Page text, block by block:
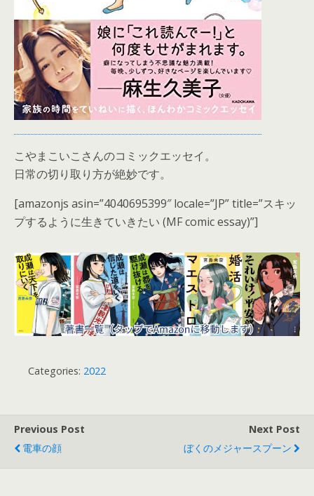
こやまこいこさんのコミックエッセイ。
日常の切り取り方が絶妙です。
[amazonjs asin=”4040695399″ locale=”JP” title=”スキッ
プするように生きていきたい (MF comic essay)”]
Categories: 2022
Previous Post
電車の顔
Next Post
ぼくのメジャースプーン